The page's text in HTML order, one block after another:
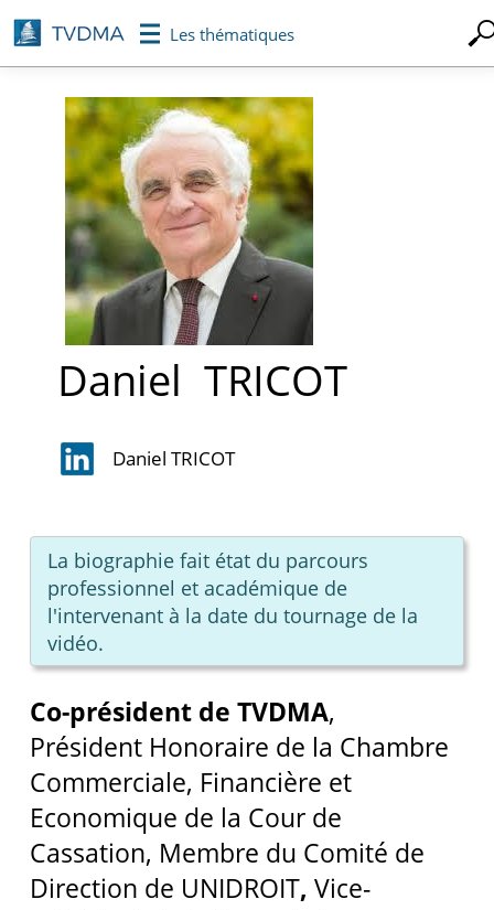
Aller
au
contenu
principal
Les thématiques
DanielTRICOT
Daniel TRICOT
La biographie fait état du parcours
professionnel et académique de
l'intervenant à la date du tournage de la
vidéo.
Co-président de TVDMA,
Président Honoraire de la Chambre
Commerciale, Financière et
Economique de la Cour de
Cassation, Membre du Comité de
Direction de UNIDROIT, Vice-